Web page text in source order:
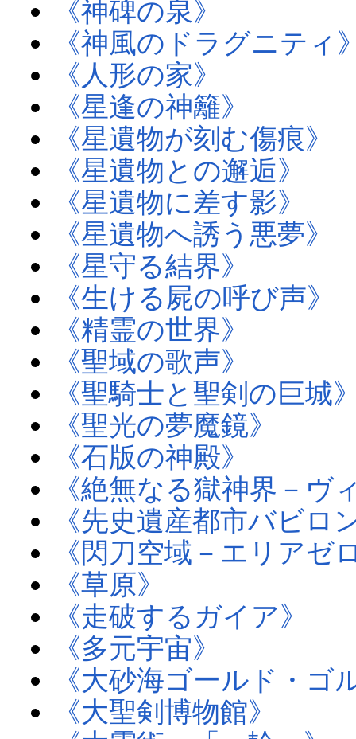
《神碑の泉》
《神風のドラグニティ
《人形の家》
《星逢の神籬》
《星遺物が刻む傷痕》
《星遺物との邂逅》
《星遺物に差す影》
《星遺物へ誘う悪夢》
《星守る結界》
《生ける屍の呼び声》
《精霊の世界》
《聖域の歌声》
《聖騎士と聖剣の巨城
《聖光の夢魔鏡》
《石版の神殿》
《絶無なる獄神界－ヴ
《先史遺産都市バビロ
《閃刀空域－エリアゼ
《草原》
《走破するガイア》
《多元宇宙》
《大砂海ゴールド・ゴ
《大聖剣博物館》